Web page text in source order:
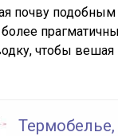
почву
более
чтобы вешая